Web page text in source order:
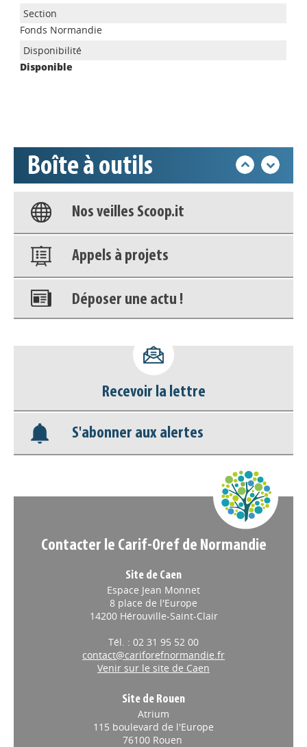
Fonds Normandie
Disponible
Boîte à outils
Appels à projets
Base documentaire
Nos veilles Scoop.it
Appels à projets
Déposer une actu !
déconnecter)
Base documentaire
Nos veilles Scoop.it
Recevoir la lettre
S'abonner aux alertes
Contacter le Carif-Oref de Normandie
Site de Caen
Espace Jean Monnet
8 place de l'Europe
14200 Hérouville-Saint-Clair
Tél. : 02 31 95 52 00
contact@cariforefnormandie.fr
Venir sur le site de Caen
Site de Rouen
Atrium
115 boulevard de l'Europe
76100 Rouen